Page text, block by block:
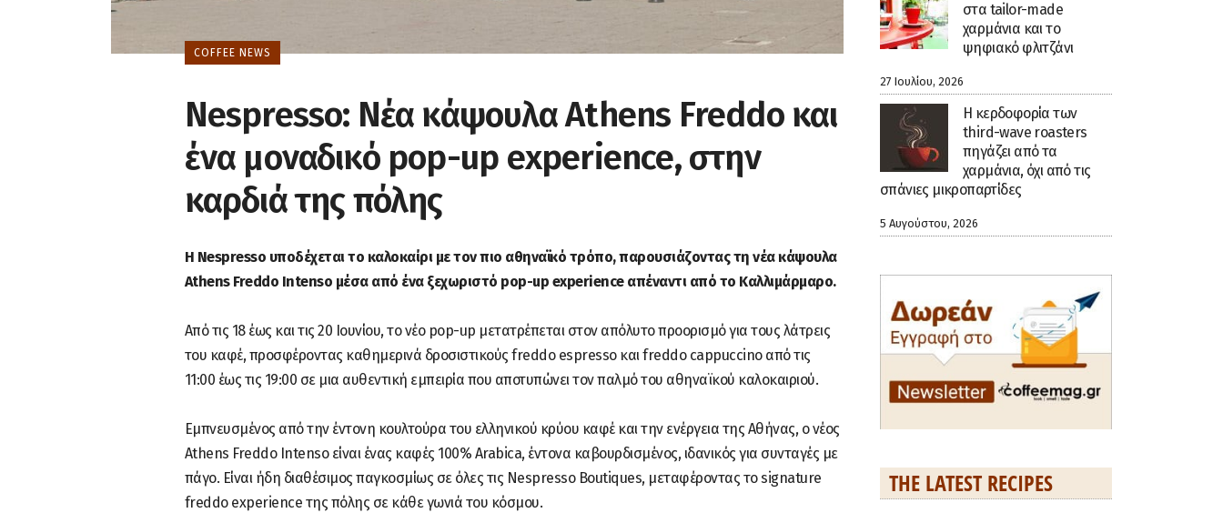
COFFEE NEWS
Nespresso: Nέα κάψουλα Athens Freddo και
ένα μοναδικό pop-up experience, στην
καρδιά της πόλης
Η Nespresso υποδέχεται το καλοκαίρι με τον πιο αθηναϊκό τρόπο, παρουσιάζοντας τη νέα κάψουλα
Athens Freddo Intenso μέσα από ένα ξεχωριστό pop-up experience απέναντι από το Καλλιμάρμαρο.
Από τις 18 έως και τις 20 Ιουνίου, το νέο pop-up μετατρέπεται στον απόλυτο προορισμό για τους λάτρεις
του καφέ, προσφέροντας καθημερινά δροσιστικούς freddo espresso και freddo cappuccino από τις
11:00 έως τις 19:00 σε μια αυθεντική εμπειρία που αποτυπώνει τον παλμό του αθηναϊκού καλοκαιριού.
Εμπνευσμένος από την έντονη κουλτούρα του ελληνικού κρύου καφέ και την ενέργεια της Αθήνας, ο νέος
Athens Freddo Intenso είναι ένας καφές 100% Arabica, έντονα καβουρδισμένος, ιδανικός για συνταγές με
πάγο. Είναι ήδη διαθέσιμος παγκοσμίως σε όλες τις Nespresso Boutiques, μεταφέροντας το signature
freddo experience της πόλης σε κάθε γωνιά του κόσμου.
στα tailor-made
χαρμάνια και το
ψηφιακό φλιτζάνι
27 Ιουλίου, 2026
Η κερδοφορία των
third-wave roasters
πηγάζει από τα
χαρμάνια, όχι από τις
σπάνιες μικροπαρτίδες
5 Αυγούστου, 2026
THE LATEST RECIPES